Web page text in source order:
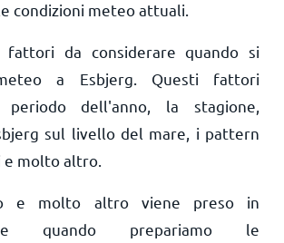
condizioni meteo attuali.
fattori da considerare quando si
a Esbjerg. Questi fattori
dell'anno, la stagione,
sul livello del mare, i pattern
molto altro.
e molto altro viene preso in
quando prepariamo le